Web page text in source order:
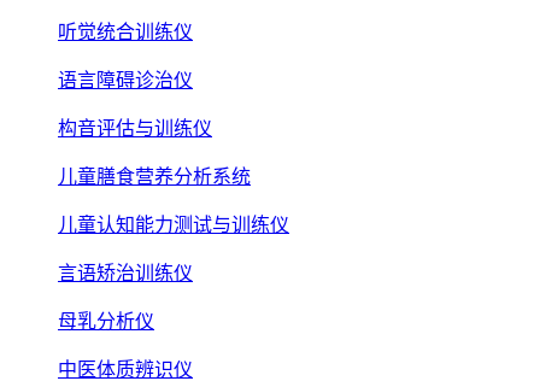
听觉统合训练仪
语言障碍诊治仪
构音评估与训练仪
儿童膳食营养分析系统
儿童认知能力测试与训练仪
言语矫治训练仪
母乳分析仪
中医体质辨识仪